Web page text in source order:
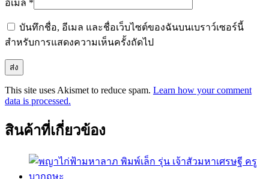
อีเมล *
บันทึกชื่อ, อีเมล และชื่อเว็บไซต์ของฉันบนเบราว์เซอร์นี้
สำหรับการแสดงความเห็นครั้งถัดไป
This site uses Akismet to reduce spam. Learn how your comment
data is processed.
สินค้าที่เกี่ยวข้อง